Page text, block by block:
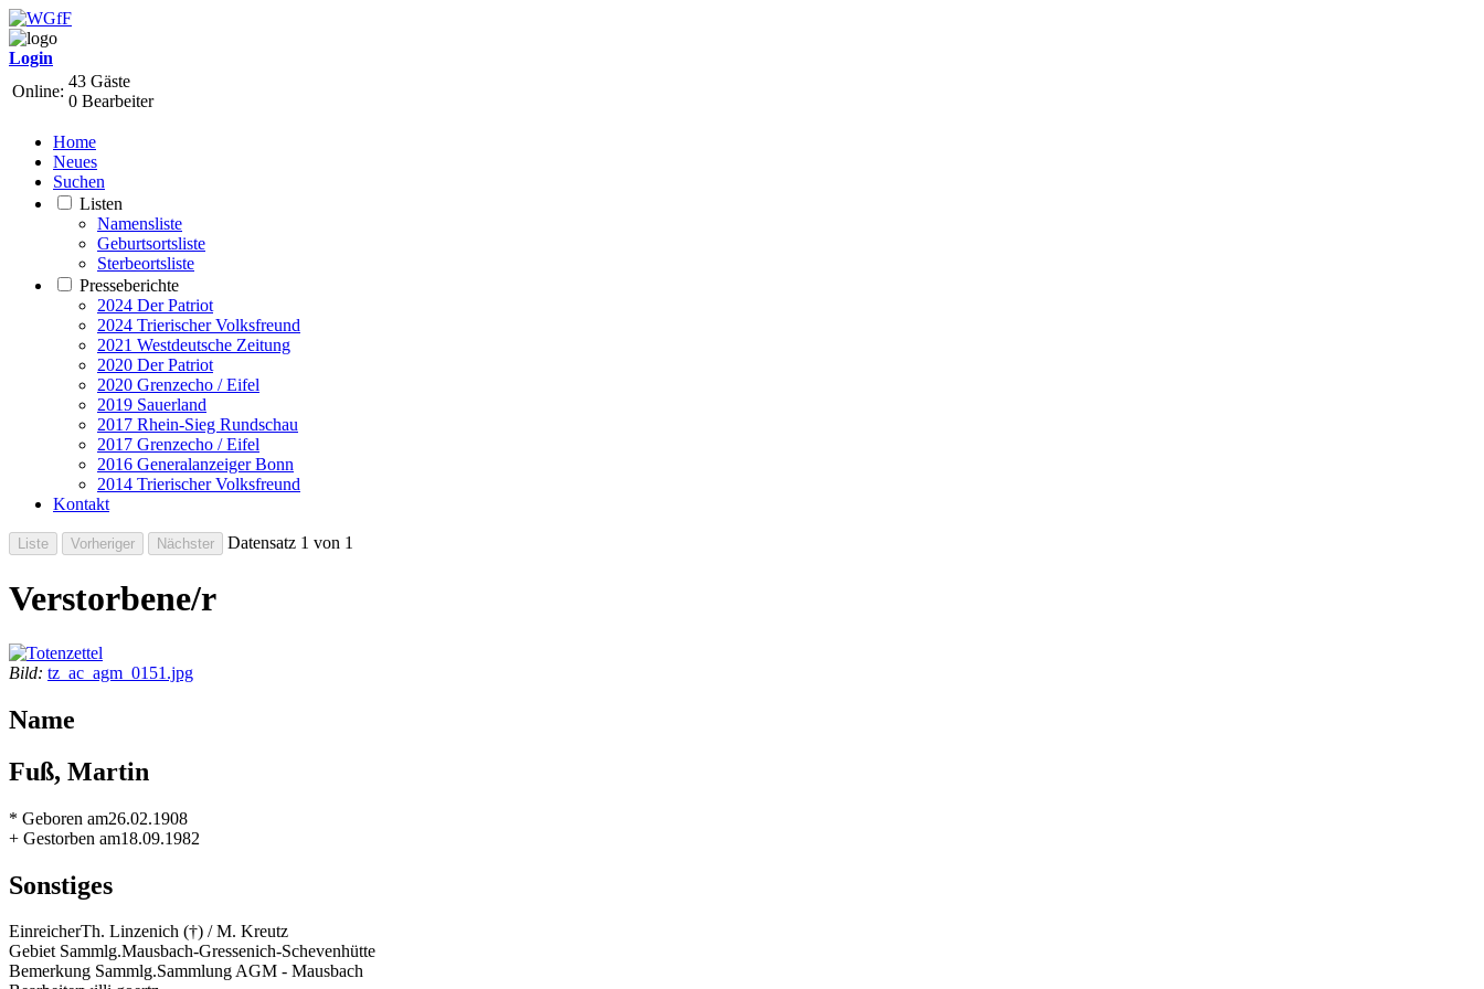
Login
Online:
43 Gäste
0 Bearbeiter
Home
Neues
Suchen
Listen
Namensliste
Geburtsortsliste
Sterbeortsliste
Presseberichte
2024 Der Patriot
2024 Trierischer Volksfreund
2021 Westdeutsche Zeitung
2020 Der Patriot
2020 Grenzecho / Eifel
2019 Sauerland
2017 Rhein-Sieg Rundschau
2017 Grenzecho / Eifel
2016 Generalanzeiger Bonn
2014 Trierischer Volksfreund
Kontakt
Datensatz 1 von 1
Verstorbene/r
Bild: tz_ac_agm_0151.jpg
Name
Fuß, Martin
* Geboren am26.02.1908
+ Gestorben am18.09.1982
Sonstiges
EinreicherTh. Linzenich (†) / M. Kreutz
Gebiet Sammlg.Mausbach-Gressenich-Schevenhütte
Bemerkung Sammlg.Sammlung AGM - Mausbach